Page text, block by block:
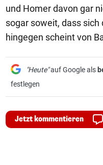
und Homer davon gar
sogar soweit, dass
hingegen scheint von
"Heute"auf Google als
festlegen
Jetzt kommentieren